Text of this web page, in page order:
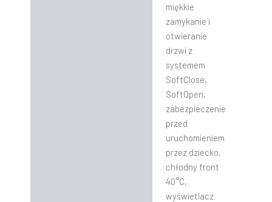
miękkie
zamykanie i
otwieranie
drzwi z
systemem
SoftClose,
SoftOpen,
zabezpieczenie
przed
uruchomieniem
przez dziecko,
chłodny front
40°C,
wyświetlacz